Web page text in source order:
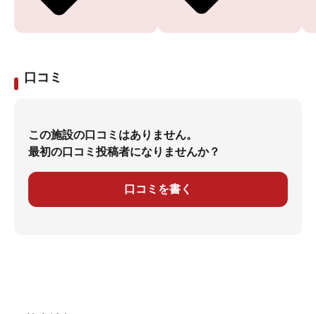
口コミ
この施設の口コミはありません。
最初の口コミ投稿者になりませんか？
口コミを書く